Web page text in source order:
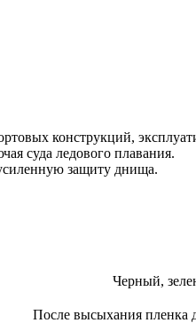
конструкций,
суда ледового плавания.
защиту днища.
Черный,
После высыхания пленка